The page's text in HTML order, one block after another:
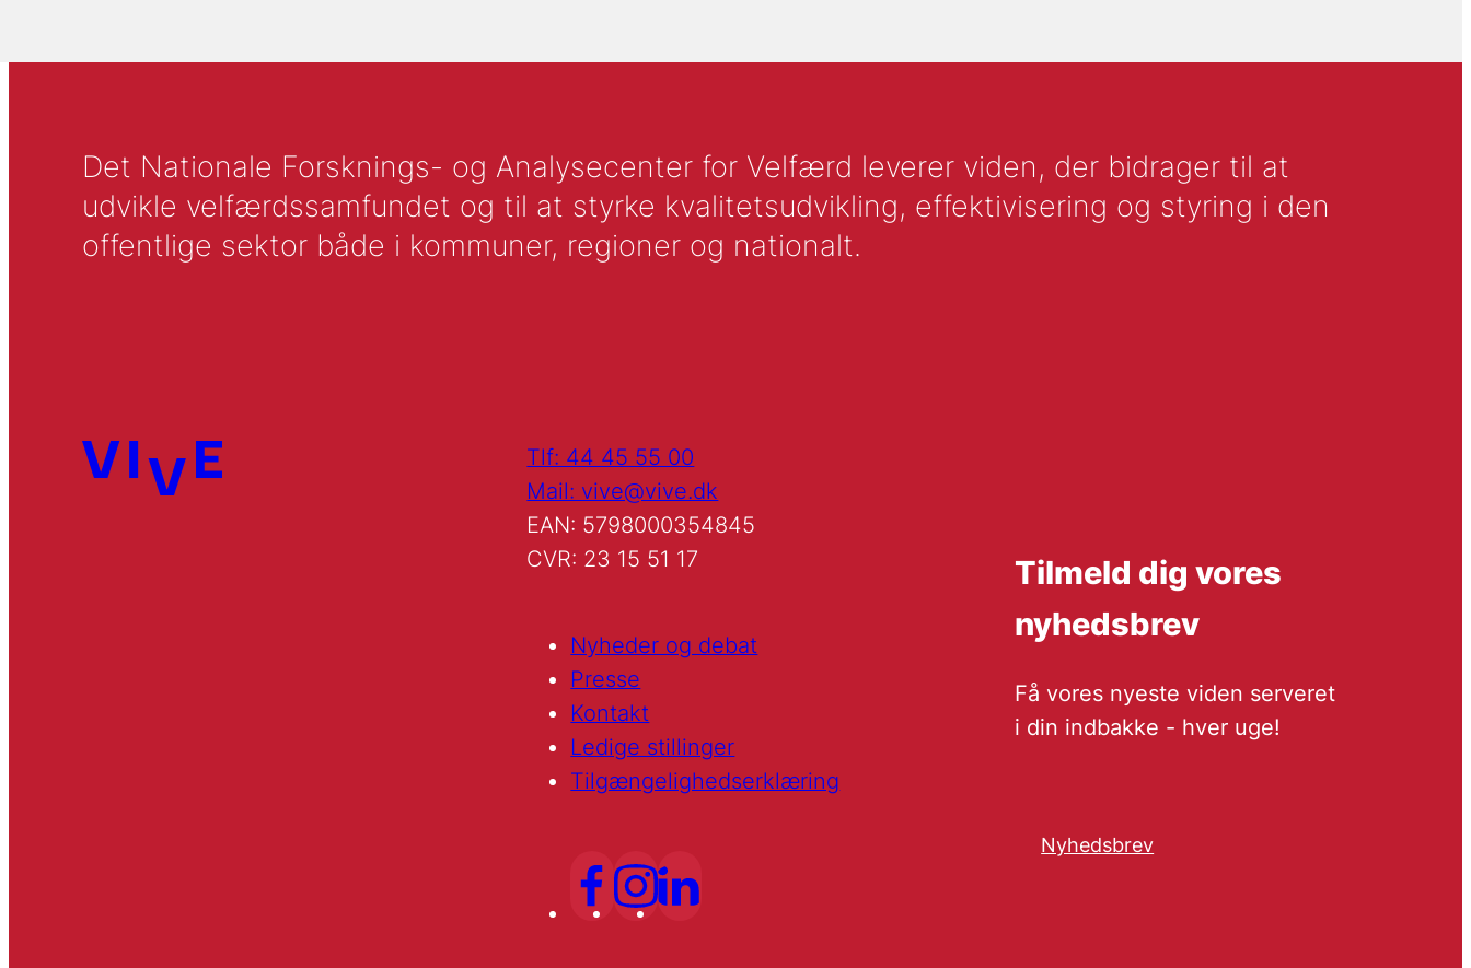
Det Nationale Forsknings- og Analysecenter for Velfærd leverer viden, der bidrager til at
udvikle velfærdssamfundet og til at styrke kvalitetsudvikling, effektivisering og styring i den
offentlige sektor både i kommuner, regioner og nationalt.
Tlf: 44 45 55 00
Mail: vive@vive.dk
EAN: 5798000354845
CVR: 23 15 51 17
Nyheder og debat
Presse
Kontakt
Ledige stillinger
Tilgængelighedserklæring
Tilmeld dig vores
nyhedsbrev
Få vores nyeste viden serveret
i din indbakke - hver uge!
Nyhedsbrev